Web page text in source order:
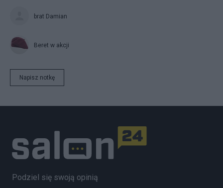
brat Damian
Beret w akcji
Napisz notkę
Podziel się swoją opinią